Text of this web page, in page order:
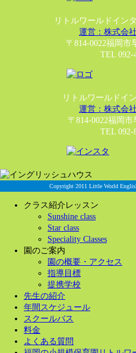
リトルワールドイン
運営：株式会
〒814-0022福岡市
TEL 092-
リトルワールドイ
運営：株式会
〒814-0022福岡
TEL 092-
Copyright 2011 Little World
クラス紹介レッスン
Sunshine class
Star class
Speciality Classes
園のご案内
園の概要・アクセス
指導目標
提携学校
先生の紹介
年間スケジュール
スクールバス
料金
よくある質問